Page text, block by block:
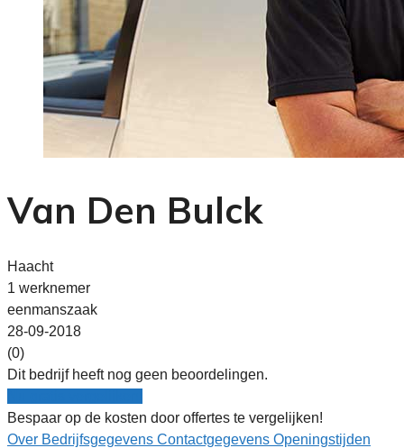
Van Den Bulck
Haacht
1 werknemer
eenmanszaak
28-09-2018
(0)
Dit bedrijf heeft nog geen beoordelingen.
Bespaar op de kosten door offertes te vergelijken!
Over Bedrijfsgegevens Contactgegevens Openingstijden